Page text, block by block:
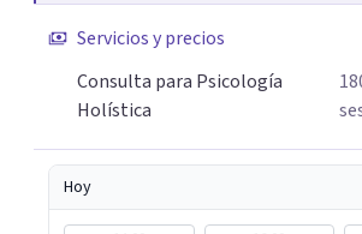
llevar a su vida cotidiana. Hoy, esa
en un acompañamiento terapéutico,
que une el rigor de la psicología con la
Servicios y precios
Consulta para Psicología
Holística
Hoy